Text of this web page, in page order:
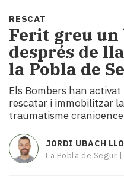
Societat
Política
i
municipis
Economia
turisme
Cultura
Mai
tant!
TV
RESCAT
Ferit greu
després de
la Pobla de
Els Bombers han
rescatar i immobilitzar
traumatisme
JORDI UBACH
La Pobla de Segur |